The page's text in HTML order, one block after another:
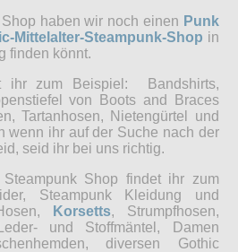
haben wir noch einen Punk
Mittelalter-Steampunk-Shop in
finden könnt.
ihr zum Beispiel: Bandshirts,
von Boots and Braces
Tartanhosen, Nietengürtel und
wenn ihr auf der Suche nach der
seid ihr bei uns richtig.
Shop findet ihr zum
Steampunk Kleidung und
Korsetts, Strumpfhosen,
und Stoffmäntel, Damen
diversen Gothic